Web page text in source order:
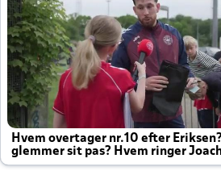
Hvem overtager nr.10 efter
glemmer sit pas? Hvem ringer
altid til efter kampe?